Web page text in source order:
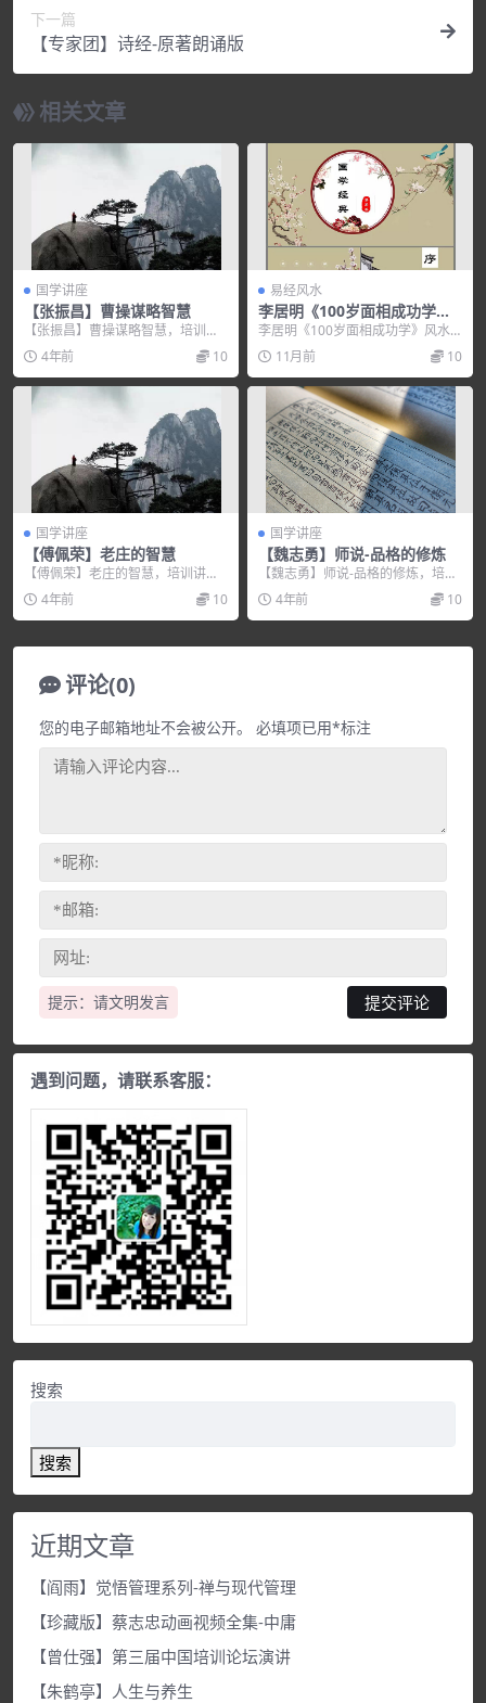
下一篇
【专家团】诗经-原著朗诵版
相关文章
国学讲座
【张振昌】曹操谋略智慧
【张振昌】曹操谋略智慧，培训讲
座视频，培训课程视频教程下载，
百度网盘资源分享下载...
4年前 10
易经风水
李居明《100岁面相成功学》
风水学视频
李居明《100岁面相成功学》风水
学视频，培训讲座视频，培训课程
视频教程下载，百度...
11月前 10
国学讲座
【傅佩荣】老庄的智慧
【傅佩荣】老庄的智慧，培训讲座
视频，培训课程视频教程下载，百
度网盘资源分享下载。
4年前 10
国学讲座
【魏志勇】师说-品格的修炼
【魏志勇】师说-品格的修炼，培训
讲座视频，培训课程视频教程下
载，百度网盘资源分享...
4年前 10
评论(0)
提示：请文明发言
您的电子邮箱地址不会被公开。 必填项已用*标注
遇到问题，请联系客服：
搜索
搜索
近期文章
【阎雨】觉悟管理系列-禅与现代管理
【珍藏版】蔡志忠动画视频全集-中庸
【曾仕强】第三届中国培训论坛演讲
【朱鹤亭】人生与养生